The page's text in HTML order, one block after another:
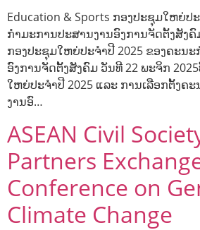
Education & Sports ກອງປະຊຸມໃຫຍ່ປ
ກໍາມະການປະສານງານອົງການຈັດຕັ້ງສັງຄົ
ກອງປະຊຸມໃຫຍ່ປະຈໍາປີ 2025 ຂອງຄະນ
ອົງການຈັດຕັ້ງສັງຄົມ ວັນທີ 22 ພະຈິກ
ໃຫຍ່ປະຈໍາປີ 2025 ແລະ ການເລືອກຕັ້ງຄ
ງານອົ…
ASEAN Civil
Partners
Conference on
Climate Change